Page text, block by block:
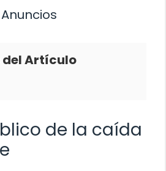
Anuncios
del Artículo
de la caída